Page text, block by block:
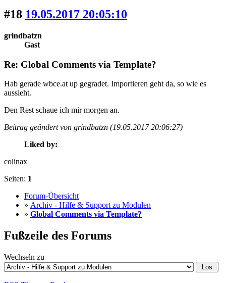
#18 19.05.2017 20:05:10
grindbatzn
Gast
Re: Global Comments via Template?
Hab gerade wbce.at up gegradet. Importieren geht da, so wie es
aussieht.
Den Rest schaue ich mir morgen an.
Beitrag geändert von grindbatzn (19.05.2017 20:06:27)
Liked by:
colinax
Seiten: 1
Forum-Übersicht
» Archiv - Hilfe & Support zu Modulen
» Global Comments via Template?
Fußzeile des Forums
Wechseln zu